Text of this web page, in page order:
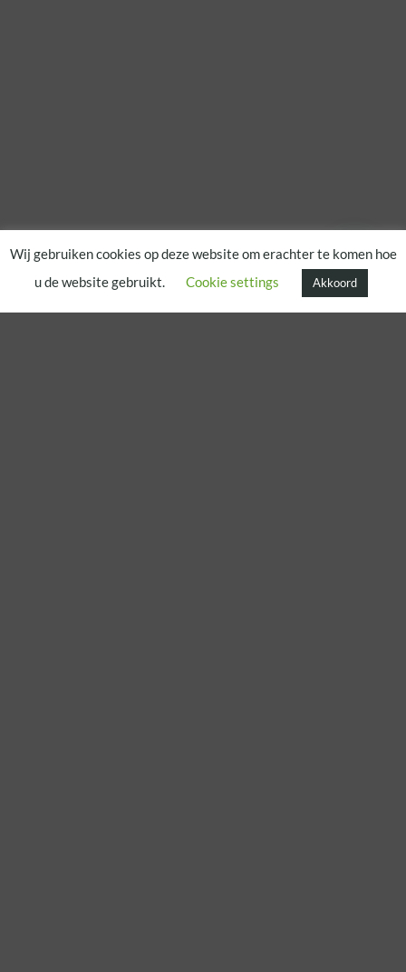
Wij gebruiken cookies op deze website om erachter te komen hoe
u de website gebruikt.
Cookie settings Akkoord